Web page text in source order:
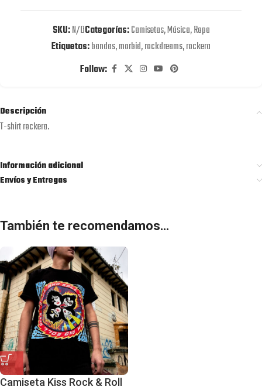
SKU:N/DCategorías:Camisetas,Música,Ropa
Etiquetas:bandas,morbid,rockdreams,rockera
Follow:
Descripción
T-shirt rockera.
Información adicional
Envíos y Entregas
También te recomendamos…
Camiseta Kiss Rock & Roll